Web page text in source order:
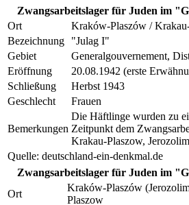
Zwangsarbeitslager für Juden im
Ort
Kraków-Plaszów /
Bezeichnung
"Julag I"
Gebiet
Generalgouvernement,
Eröffnung
20.08.1942 (erste
Schließung
Herbst 1943
Geschlecht
Frauen
Bemerkungen
Die Häftlinge wurden zu
Zeitpunkt dem
Krakau-Plaszow,
Quelle: deutschland-ein-denkmal.de
Zwangsarbeitslager für Juden im
Ort
Kraków-Plaszów
Plaszow